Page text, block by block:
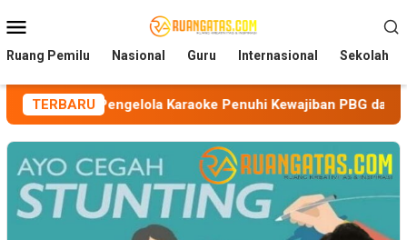
ke
kontenMobile
Ruang Pemilu Nasional Guru Internasional Sekolah
TERBARU
Pengelola Karaoke Penuhi Kewajiban PBG dan SLF